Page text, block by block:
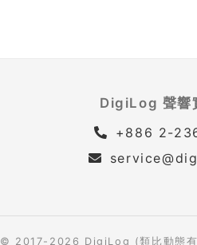
DigiLog 聲響
+886 2-
© 2017-2026 DigiLog (類比動態有